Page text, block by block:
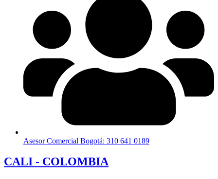
Asesor Comercial Bogotá: 310 641 0189
CALI - COLOMBIA